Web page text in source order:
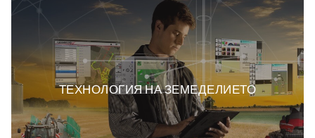
ТЕХНОЛОГИЯ НА ЗЕМЕДЕЛИЕТО